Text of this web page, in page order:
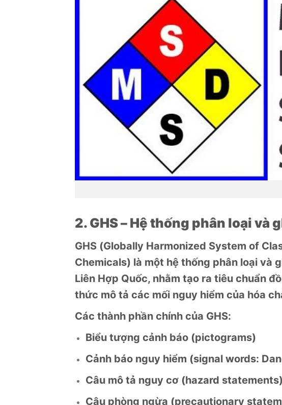
2. GHS – Hệ thống phân loại và
GHS (Globally Harmonized System of
Chemicals) là một hệ thống phân loại và
Liên Hợp Quốc, nhằm tạo ra tiêu chuẩn
thức mô tả các mối nguy hiểm của hóa
Các thành phần chính của GHS:
Biểu tượng cảnh báo (pictograms)
Cảnh báo nguy hiểm (signal words:
Câu mô tả nguy cơ (hazard statements)
Câu phòng ngừa (precautionary